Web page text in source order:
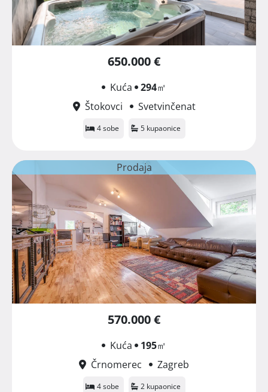
650.000 €
Kuća 294㎡
Štokovci
Svetvinčenat
4 sobe 5 kupaonice
Prodaja
570.000 €
Kuća 195㎡
Črnomerec
Zagreb
4 sobe 2 kupaonice